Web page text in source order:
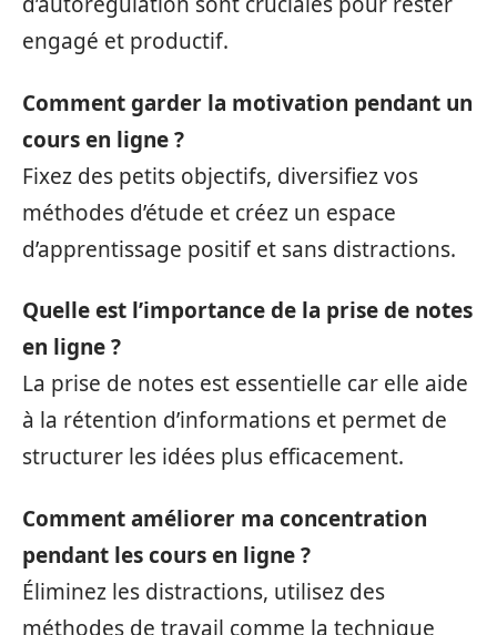
engagé et productif.
Comment garder la motivation pendant un
cours en ligne ?
Fixez des petits objectifs, diversifiez vos
méthodes d’étude et créez un espace
d’apprentissage positif et sans distractions.
Quelle est l’importance de la prise de notes
en ligne ?
La prise de notes est essentielle car elle aide
à la rétention d’informations et permet de
structurer les idées plus efficacement.
Comment améliorer ma concentration
pendant les cours en ligne ?
Éliminez les distractions, utilisez des
méthodes de travail comme la technique